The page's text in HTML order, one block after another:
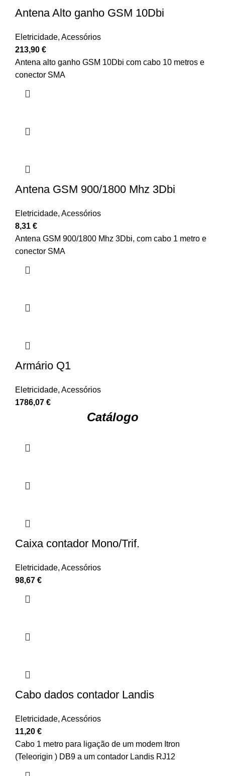
Antena Alto ganho GSM 10Dbi
Eletricidade, Acessórios
213,90 €
Antena alto ganho GSM 10Dbi com cabo 10 metros e
conector SMA
Antena GSM 900/1800 Mhz 3Dbi
Eletricidade, Acessórios
8,31 €
Antena GSM 900/1800 Mhz 3Dbi, com cabo 1 metro e
conector SMA
Armário Q1
Eletricidade, Acessórios
1786,07 €
Catálogo
Caixa contador Mono/Trif.
Eletricidade, Acessórios
98,67 €
Cabo dados contador Landis
Eletricidade, Acessórios
11,20 €
Cabo 1 metro para ligação de um modem Itron
(Teleorigin ) DB9 a um contador Landis RJ12